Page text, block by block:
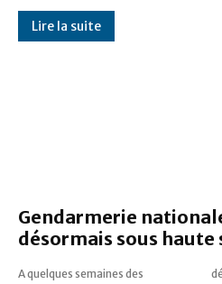
Lire la suite
Gendarmerie
désormais sous
A quelques semaines des
démarrer dès le mardi 11 juillet